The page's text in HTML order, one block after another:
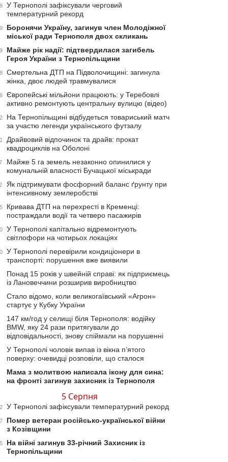
У Тернополі зафіксували черговий
температурний рекорд
Боронячи Україну, загинув член Молодіжної
міської ради Тернополя двох скликань
Майже рік надії: підтвердилася загибель
Героя України з Тернопільщини
Смертельна ДТП на Підволочищині: загинула
жінка, двоє людей травмувалися
Європейські мільйони працюють: у Теребовлі
активно ремонтують центральну вулицю (відео)
На Тернопільщині відбудеться товариський матч
за участю легенди українського футзалу
Драйвовий відпочинок та драйв: прокат
квадроциклів на Оболоні
Майже 5 га земель незаконно опинилися у
комунальній власності Бучацької міськради
Як підтримувати фосфорний баланс ґрунту при
інтенсивному землеробстві
Кривава ДТП на перехресті в Кременці:
постраждали водії та четверо пасажирів
У Тернополі капітально відремонтують
світлофори на чотирьох локаціях
У Тернополі перевірили кондиціонери в
транспорті: порушення вже виявили
Понад 15 років у швейній справі: як підприємець
із Лановеччини розширив виробництво
Стало відомо, коли великогаївський «Агрон»
стартує у Кубку України
147 км/год у селищі біля Тернополя: водійку
BMW, яку 24 рази притягували до
відповідальності, знову спіймали на порушенні
У Тернополі чоловік випав із вікна п’ятого
поверху: очевидці розповіли, що сталося
Мама з молитвою написала ікону для сина:
на фронті загинув захисник із Тернополя
5 Серпня
У Тернополі зафіксували температурний рекорд
Помер ветеран російсько-української війни
з Козівщини
На війні загинув 33-річний Захисник із
Тернопільщини